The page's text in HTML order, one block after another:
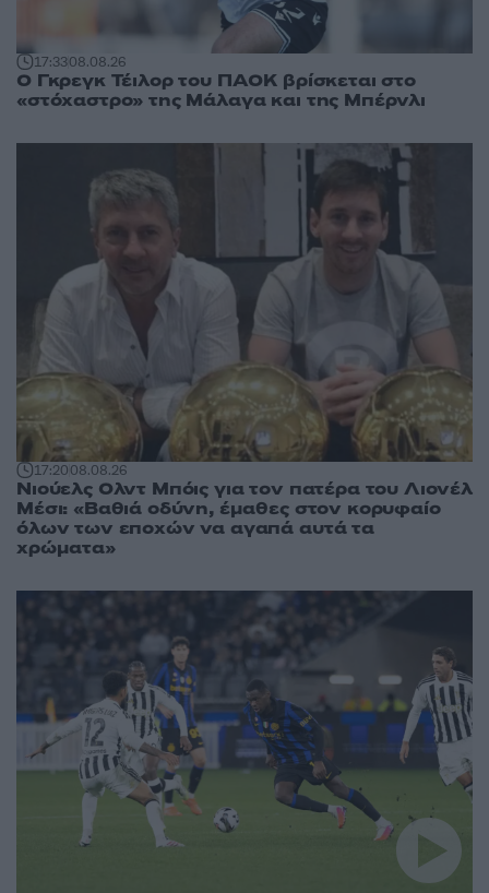
17:3308.08.26
Ο Γκρεγκ Τέιλορ του ΠΑΟΚ βρίσκεται στο
«στόχαστρο» της Μάλαγα και της Μπέρνλι
17:2008.08.26
Νιούελς Ολντ Μπόις για τον πατέρα του Λιονέλ
Μέσι: «Βαθιά οδύνη, έμαθες στον κορυφαίο
όλων των εποχών να αγαπά αυτά τα
χρώματα»